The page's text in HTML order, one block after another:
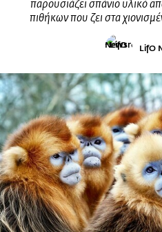
παρουσιάζει σπάνιο υλικό
πιθήκων που ζει στα
LifO